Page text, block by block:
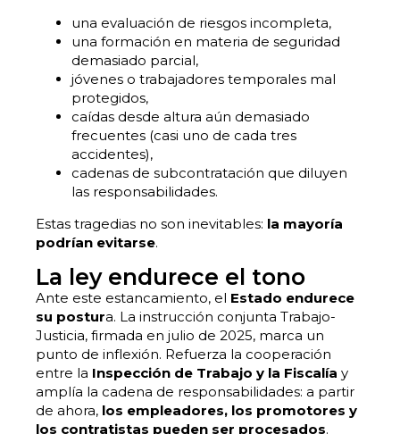
una evaluación de riesgos incompleta,
una formación en materia de seguridad
demasiado parcial,
jóvenes o trabajadores temporales mal
protegidos,
caídas desde altura aún demasiado
frecuentes (casi uno de cada tres
accidentes),
cadenas de subcontratación que diluyen
las responsabilidades.
Estas tragedias no son inevitables: la mayoría
podrían evitarse.
La ley endurece el tono
Ante este estancamiento, el Estado endurece
su postura. La instrucción conjunta Trabajo-
Justicia, firmada en julio de 2025, marca un
punto de inflexión. Refuerza la cooperación
entre la Inspección de Trabajo y la Fiscalía y
amplía la cadena de responsabilidades: a partir
de ahora, los empleadores, los promotores y
los contratistas pueden ser procesados.